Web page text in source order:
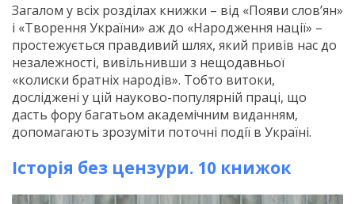
Загалом у всіх розділах книжки – від «Появи слов’ян»
і «Творення України» аж до «Народження нації» –
простежується правдивий шлях, який привів нас до
незалежності, вивільнивши з нещодавньої
«колиски братніх народів». Тобто витоки,
досліджені у цій науково-популярній праці, що
дасть фору багатьом академічним виданням,
допомагають зрозуміти поточні події в Україні.
Історія без цензури. 10 книжок